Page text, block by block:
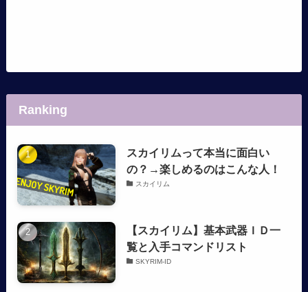
Ranking
スカイリムって本当に面白い
の？→楽しめるのはこんな人！
スカイリム
【スカイリム】基本武器ＩＤ一
覧と入手コマンドリスト
SKYRIM-ID